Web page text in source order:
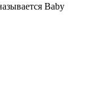
Baby